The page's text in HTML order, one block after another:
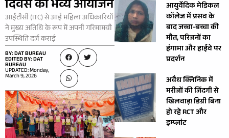
दिवस का भव्य आयोजन
आईटीसी (ITC) से आईं महिला अधिकारियों
ने मुख्य अतिथि के रूप में अपनी गरिमामयी
उपस्थिति दर्ज कराई
BY: DAT BUREAU
EDITED BY: DAT
BUREAU
UPDATED: Monday,
March 9, 2026
आयुर्वेदिक मेडिकल
कॉलेज में प्रसव के
बाद जच्चा-बच्चा की
मौत, परिजनों का
हंगामा और हाईवे पर
प्रदर्शन
अवैध क्लिनिक में
मरीजों की जिंदगी से
खिलवाड़! डिग्री बिना
हो रहे RCT और
इम्प्लांट